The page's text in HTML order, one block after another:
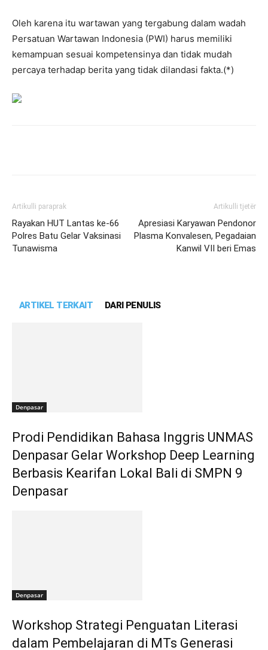
Oleh karena itu wartawan yang tergabung dalam wadah
Persatuan Wartawan Indonesia (PWI) harus memiliki
kemampuan sesuai kompetensinya dan tidak mudah
percaya terhadap berita yang tidak dilandasi fakta.(*)
Artikulli paraprak
Rayakan HUT Lantas ke-66
Polres Batu Gelar Vaksinasi
Tunawisma
Artikulli tjetër
Apresiasi Karyawan Pendonor
Plasma Konvalesen, Pegadaian
Kanwil VII beri Emas
ARTIKEL TERKAIT DARI PENULIS
Denpasar
Prodi Pendidikan Bahasa Inggris UNMAS
Denpasar Gelar Workshop Deep Learning
Berbasis Kearifan Lokal Bali di SMPN 9
Denpasar
Denpasar
Workshop Strategi Penguatan Literasi
dalam Pembelajaran di MTs Generasi